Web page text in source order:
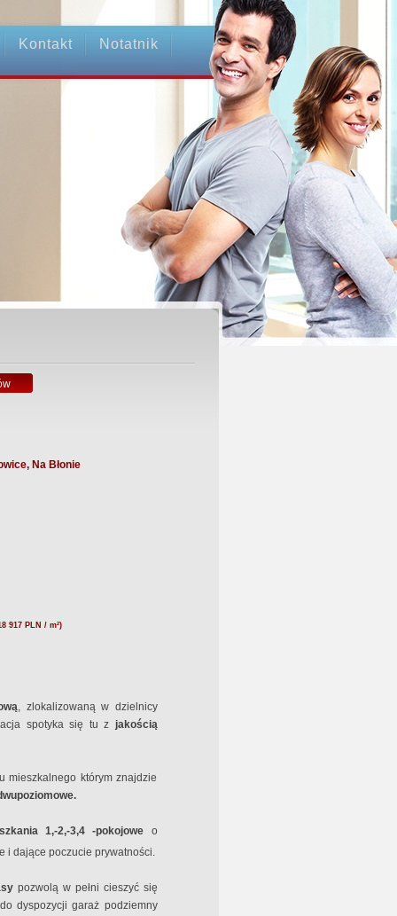
Kontakt Notatnik
Na Błonie
917 PLN / m²)
, zlokalizowaną w dzielnicy
spotyka się tu z jakością
mieszkalnego którym znajdzie
1,-2,-3,4 -pokojowe o
i dające poczucie prywatności.
pozwolą w pełni cieszyć się
dyspozycji garaż podziemny